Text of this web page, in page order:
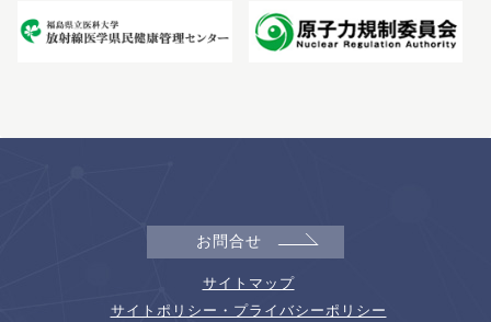
お問合せ
サイトマップ
サイトポリシー・プライバシーポリシー